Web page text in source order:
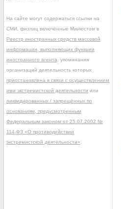
На сайте могут содержаться ссылки на
СМИ, физлиц включённые Минюстом в
Реестр иностранных средств массовой
информации, выполняющих функции
иностранного агента , упоминания
организаций деятельность которых
приостановлена в связи с осуществлением
ими экстремистской деятельности или
ликвидированных / запрещённых по
основаниям, предусмотренным
Федеральным законом от 25.07.2002 №
114-ФЗ «О противодействии
экстремистской деятельности»